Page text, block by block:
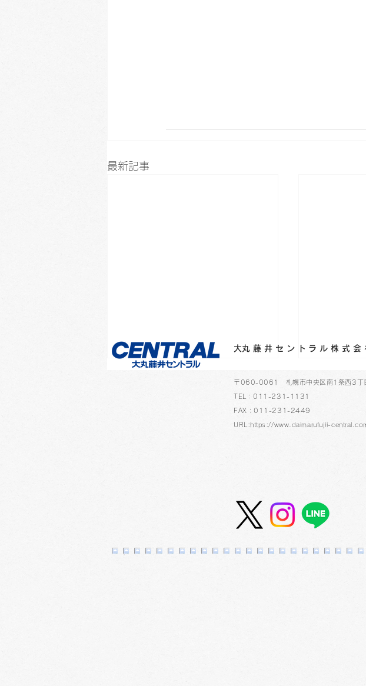
最新記事
プラチナ
大丸藤井セントラル株式会
〒060-0061 札幌市中央区南1条西3丁
TEL：011-231-1131
FAX：011-231-2449
URL:https://www.daimarufujii-